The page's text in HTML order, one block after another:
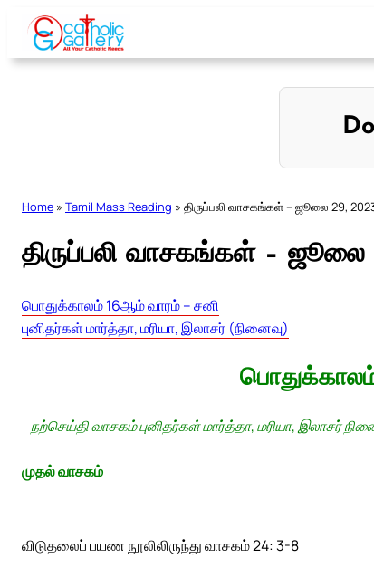
Skip
content
Home » Tamil Mass Reading » திருப்பலி வாசகங்கள் – ஜூலை 29,
திருப்பலி வாசகங்கள் – ஜூலை
பொதுக்காலம் 16ஆம் வாரம் – சனி
புனிதர்கள் மார்த்தா, மரியா, இலாசர் (நினைவு)
நற்செய்தி வாசகம் புனிதர்கள் மார்த்தா, மரியா, இலாசர்
முதல் வாசகம்
விடுதலைப் பயண நூலிலிருந்து வாசகம் 24: 3-8